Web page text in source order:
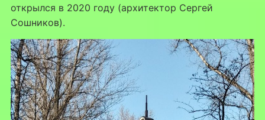
открылся в 2020 году (архитектор Сергей
Сошников).